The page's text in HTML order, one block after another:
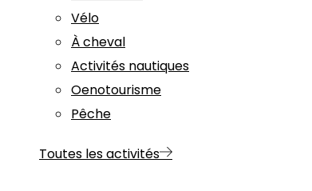
Vélo
À cheval
Activités nautiques
Oenotourisme
Pêche
Toutes les activités